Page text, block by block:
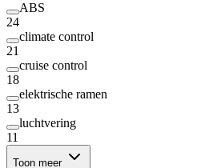
ABS
24
climate control
21
cruise control
18
elektrische ramen
13
luchtvering
11
Toon meer